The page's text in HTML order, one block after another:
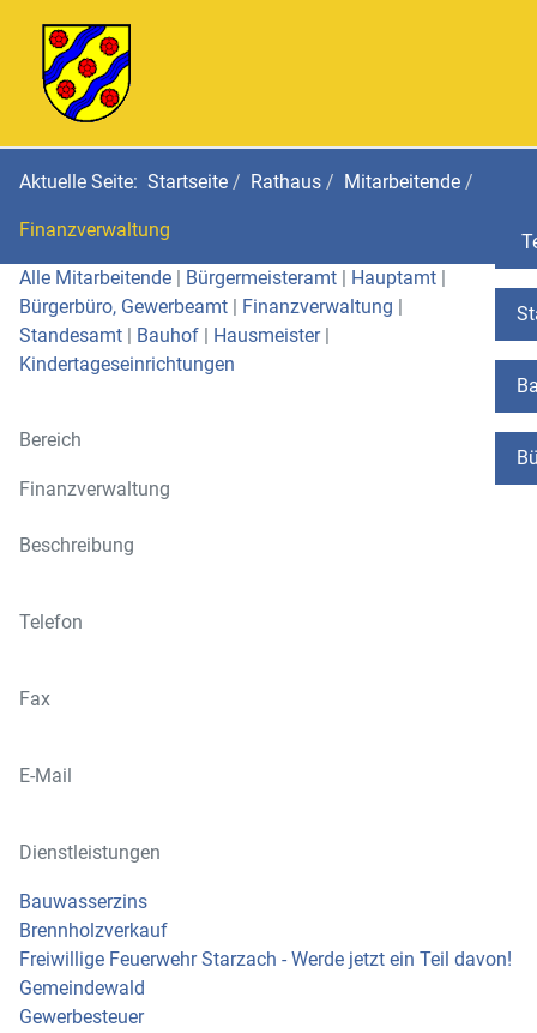
Aktuelle Seite: Startseite Rathaus Mitarbeitende
Finanzverwaltung
Alle Mitarbeitende | Bürgermeisteramt | Hauptamt |
Bürgerbüro, Gewerbeamt | Finanzverwaltung |
Standesamt | Bauhof | Hausmeister|
Kindertageseinrichtungen
Bereich
Finanzverwaltung
Beschreibung
Telefon
Fax
E-Mail
Dienstleistungen
Bauwasserzins
Brennholzverkauf
Freiwillige Feuerwehr Starzach - Werde jetzt ein Teil davon!
Gemeindewald
Gewerbesteuer